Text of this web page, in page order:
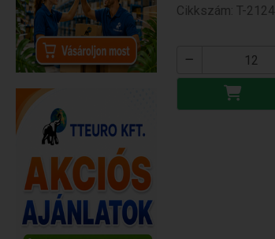
Cikkszám: T-2124